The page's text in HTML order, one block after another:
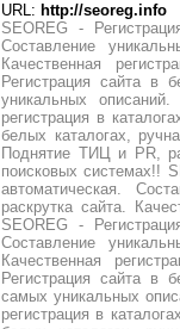
URL: http://seoreg.info
SEOREG -
Составление
Качественная
Регистрация сайта в
уникальных
регистрация в
белых каталогах,
Поднятие ТИЦ и PR,
поисковых системах!!
автоматическая.
раскрутка сайта.
SEOREG -
Составление
Качественная
Регистрация сайта в
самых уникальных
регистрация в